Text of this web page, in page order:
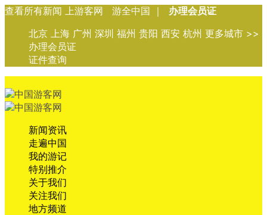
查看所有新闻 上游客网 游全中国 ｜
办理会员证
北京 上海 广州 深圳 福州 贵阳 西安 杭州 更多城市 >>
办理会员证
证件查询
新闻资讯
走遍中国
我的游记
特别推介
关于我们
关注我们
地方频道